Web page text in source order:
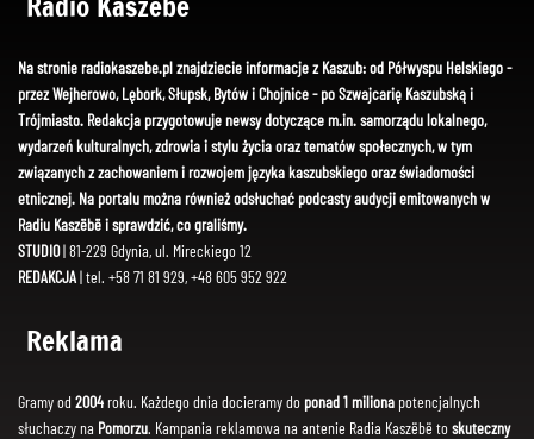
Na stronie radiokaszebe.pl znajdziecie informacje z Kaszub: od Półwyspu Helskiego -
przez Wejherowo, Lębork, Słupsk, Bytów i Chojnice - po Szwajcarię Kaszubską i
Trójmiasto. Redakcja przygotowuje newsy dotyczące m.in. samorządu lokalnego,
wydarzeń kulturalnych, zdrowia i stylu życia oraz tematów społecznych, w tym
związanych z zachowaniem i rozwojem języka kaszubskiego oraz świadomości
etnicznej. Na portalu można również odsłuchać podcasty audycji emitowanych w
Radiu Kaszëbë i sprawdzić, co graliśmy.
STUDIO| 81-229 Gdynia, ul. Mireckiego 12
REDAKCJA| tel. +58 71 81 929, +48 605 952 922
Reklama
Gramy od 2004roku. Każdego dnia docieramy do ponad 1 miliona potencjalnych
słuchaczy na Pomorzu. Kampania reklamowa na antenie Radia Kaszëbë toskuteczny